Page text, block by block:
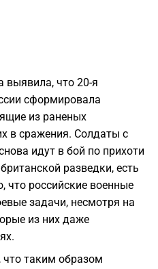
выявила, что 20-я
сформировала
из раненых
в сражения. Солдаты с
идут в бой по прихоти
разведки, есть
что российские военные
задачи, несмотря на
из них даже
таким образом